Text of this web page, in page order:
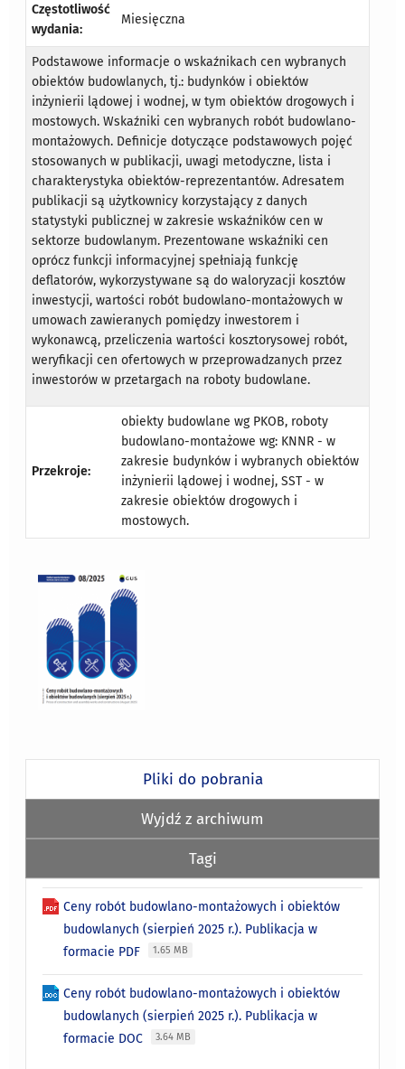
Częstotliwość
wydania:
Miesięczna
Podstawowe informacje o wskaźnikach cen wybranych
obiektów budowlanych, tj.: budynków i obiektów
inżynierii lądowej i wodnej, w tym obiektów drogowych i
mostowych. Wskaźniki cen wybranych robót budowlano-
montażowych. Definicje dotyczące podstawowych pojęć
stosowanych w publikacji, uwagi metodyczne, lista i
charakterystyka obiektów-reprezentantów. Adresatem
publikacji są użytkownicy korzystający z danych
statystyki publicznej w zakresie wskaźników cen w
sektorze budowlanym. Prezentowane wskaźniki cen
oprócz funkcji informacyjnej spełniają funkcję
deflatorów, wykorzystywane są do waloryzacji kosztów
inwestycji, wartości robót budowlano-montażowych w
umowach zawieranych pomiędzy inwestorem i
wykonawcą, przeliczenia wartości kosztorysowej robót,
weryfikacji cen ofertowych w przeprowadzanych przez
inwestorów w przetargach na roboty budowlane.
Przekroje:
obiekty budowlane wg PKOB, roboty
budowlano-montażowe wg: KNNR - w
zakresie budynków i wybranych obiektów
inżynierii lądowej i wodnej, SST - w
zakresie obiektów drogowych i
mostowych.
Pliki do pobrania
Wyjdź z archiwum
Tagi
Ceny robót budowlano-montażowych i obiektów
budowlanych (sierpień 2025 r.). Publikacja w
formacie PDF
1.65 MB
Ceny robót budowlano-montażowych i obiektów
budowlanych (sierpień 2025 r.). Publikacja w
formacie DOC
3.64 MB